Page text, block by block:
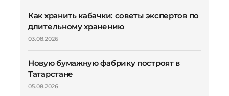
Как хранить кабачки: советы экспертов по
длительному хранению
03.08.2026
Новую бумажную фабрику построят в
Татарстане
05.08.2026